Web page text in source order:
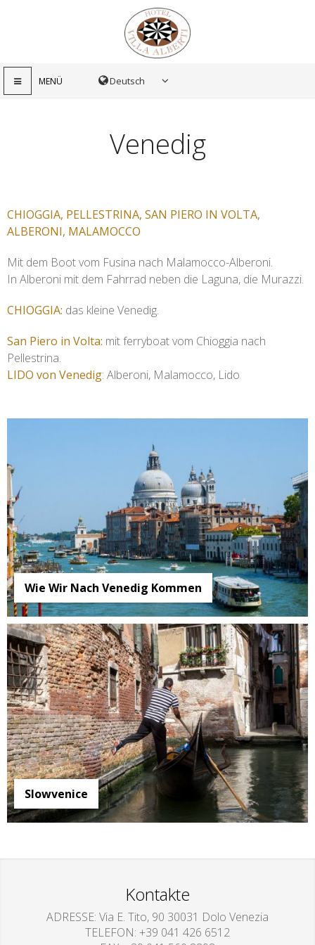
MENÜ
Venedig
CHIOGGIA, PELLESTRINA, SAN PIERO IN VOLTA,
ALBERONI, MALAMOCCO
Mit dem Boot vom Fusina nach Malamocco-Alberoni.
In Alberoni mit dem Fahrrad neben die Laguna, die Murazzi.
CHIOGGIA: das kleine Venedig.
San Piero in Volta: mit ferryboat vom Chioggia nach
Pellestrina.
LIDO von Venedig: Alberoni, Malamocco, Lido
Wie Wir Nach Venedig Kommen
Slowvenice
Kontakte
ADRESSE Via E. Tito, 90 30031 Dolo Venezia
TELEFON +39 041 426 6512